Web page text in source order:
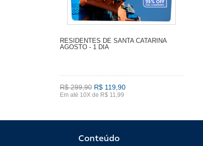
RESIDENTES DE SANTA CATARINA
AGOSTO - 1 DIA
R$ 299,90 R$ 119,90
Em até 10X de R$ 11,99
Conteúdo